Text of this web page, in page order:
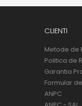
CLIENTI
Metode de
Politica de
Garantia
Formular
ANPC